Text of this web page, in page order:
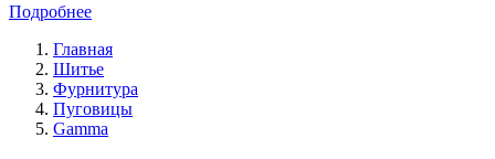
Подробнее
Главная
Шитье
Фурнитура
Пуговицы
Gamma